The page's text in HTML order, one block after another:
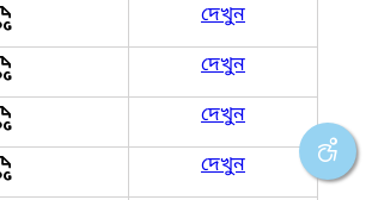
দেখুন
দেখুন
দেখুন
দেখুন